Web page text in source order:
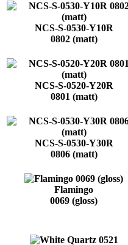
NCS-S-0530-Y10R
0802 (matt)
NCS-S-0520-Y20R
0801 (matt)
NCS-S-0530-Y30R
0806 (matt)
Flamingo
0069 (gloss)